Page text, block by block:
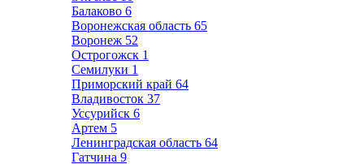
Балаково 6
Воронежская область 65
Воронеж 52
Острогожск 1
Семилуки 1
Приморский край 64
Владивосток 37
Уссурийск 6
Артем 5
Ленинградская область 64
Гатчина 9